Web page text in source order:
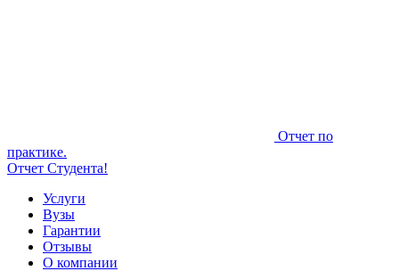
Отчет по
практике.
Отчет Студента!
Услуги
Вузы
Гарантии
Отзывы
О компании